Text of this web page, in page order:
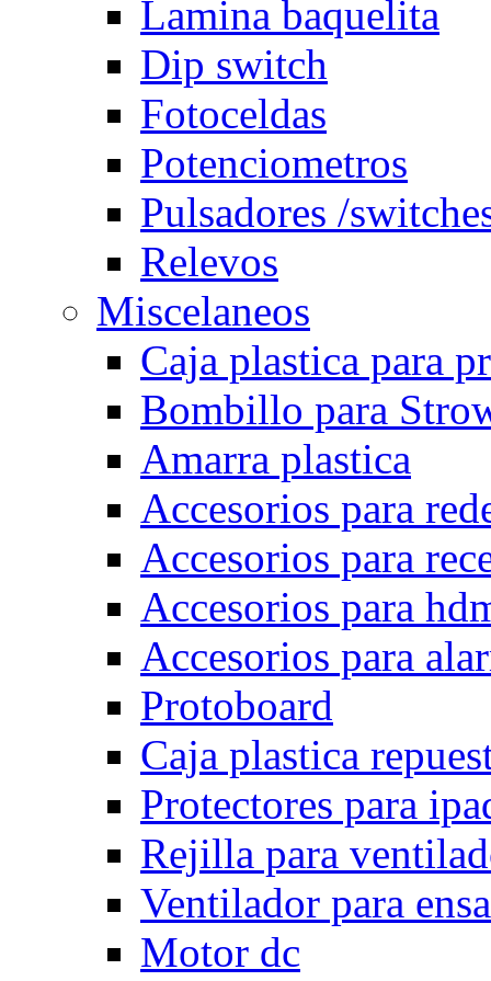
Lamina baquelita
Dip switch
Fotoceldas
Potenciometros
Pulsadores /
Relevos
Miscelaneos
Caja plastica para
Bombillo para
Amarra plastica
Accesorios para
Accesorios para
Accesorios para
Accesorios para
Protoboard
Caja plastica
Protectores para
Rejilla para
Ventilador para
Motor dc